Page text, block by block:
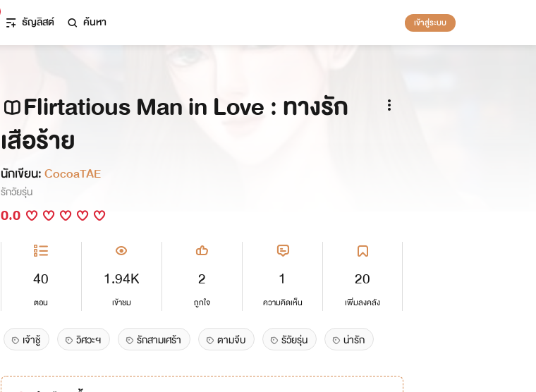
ธัญลิสต์ ค้นหา เข้าสู่ระบบ
Flirtatious Man in Love : ทางรัก
เสือร้าย
นักเขียน:CocoaTAE
รักวัยรุ่น
0.0
40
ตอน
1.94K
เข้าชม
2
ถูกใจ
1
ความคิดเห็น
20
เพิ่มลงคลัง
เจ้าชู้ วิศวะฯ รักสามเศร้า ตามจีบ รัวัยรุ่น น่ารัก